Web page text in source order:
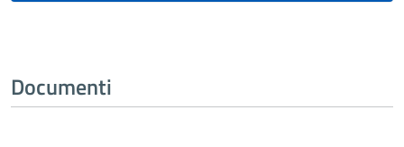
Documenti